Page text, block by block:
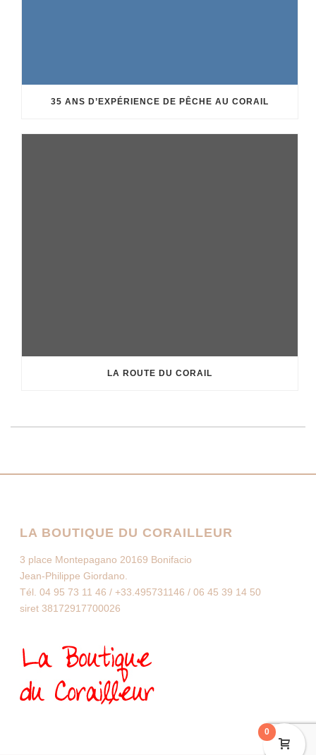
35 ANS D’EXPÉRIENCE DE PÊCHE AU CORAIL
LA ROUTE DU CORAIL
LA BOUTIQUE DU CORAILLEUR
3 place Montepagano 20169 Bonifacio
Jean-Philippe Giordano.
Tél. 04 95 73 11 46 / +33.495731146 / 06 45 39 14 50
siret 38172917700026
0